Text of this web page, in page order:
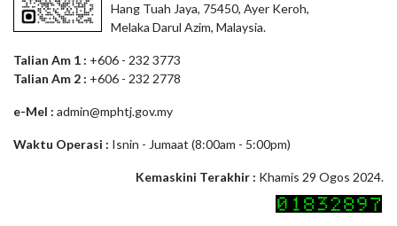
Hang Tuah Jaya, 75450, Ayer Keroh,
Melaka Darul Azim, Malaysia.
Talian Am 1 : +606 - 232 3773
Talian Am 2 : +606 - 232 2778
e-Mel : admin@mphtj.gov.my
Waktu Operasi : Isnin - Jumaat (8:00am - 5:00pm)
Kemaskini Terakhir : Khamis 29 Ogos 2024.